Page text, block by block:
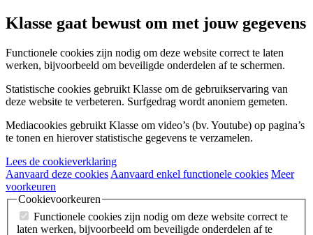
Klasse gaat bewust om met jouw gegevens
Functionele cookies zijn nodig om deze website correct te laten
werken, bijvoorbeeld om beveiligde onderdelen af te schermen.
Statistische cookies gebruikt Klasse om de gebruiks­ervaring van
deze website te verbeteren. Surfgedrag wordt anoniem gemeten.
Mediacookies gebruikt Klasse om video’s (bv. Youtube) op pagina’s
te tonen en hierover statistische gegevens te verzamelen.
Lees de cookieverklaring
Aanvaard deze cookies Aanvaard enkel functionele cookies Meer
voorkeuren
Cookievoorkeuren
Functionele cookies zijn nodig om deze website correct te
laten werken, bijvoorbeeld om beveiligde onderdelen af te